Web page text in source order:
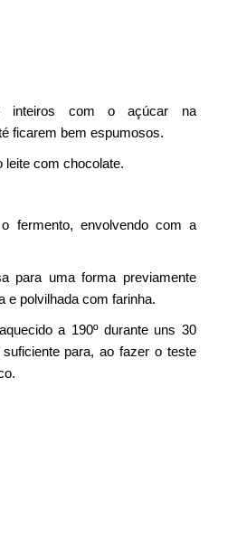
inteiros com o açúcar na
ficarem bem espumosos.
leite com chocolate.
fermento, envolvendo com a
para uma forma previamente
e polvilhada com farinha.
a 190º durante uns 30
para, ao fazer o teste